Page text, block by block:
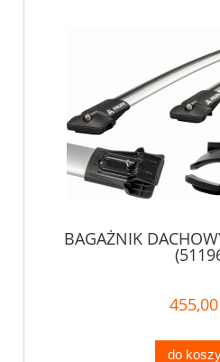
BAGAŻNIK
455,00
do